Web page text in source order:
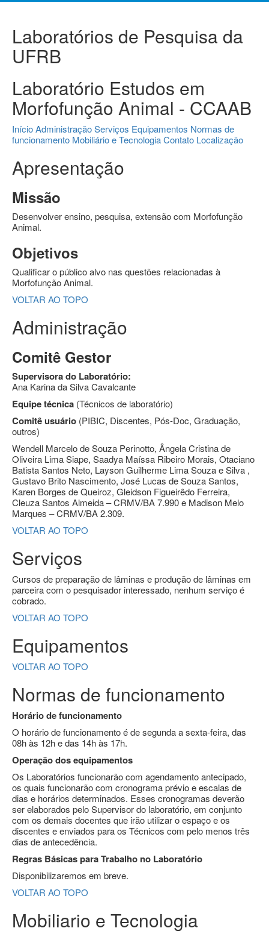
Laboratórios de Pesquisa da
UFRB
Laboratório Estudos em
Morfofunção Animal - CCAAB
InícioAdministraçãoServiços Equipamentos Normas de
funcionamento Mobiliário e TecnologiaContato Localização
Apresentação
Missão
Desenvolver ensino, pesquisa, extensão com Morfofunção
Animal.
Objetivos
Qualificar o público alvo nas questões relacionadas à
Morfofunção Animal.
VOLTAR AO TOPO
Administração
Comitê Gestor
Supervisora do Laboratório:
Ana Karina da Silva Cavalcante
Equipe técnica (Técnicos de laboratório)
Comitê usuário (PIBIC, Discentes, Pós-Doc, Graduação,
outros)
Wendell Marcelo de Souza Perinotto, Ângela Cristina de
Oliveira Lima Siape, Saadya Maíssa Ribeiro Morais, Otaciano
Batista Santos Neto, Layson Guilherme Lima Souza e Silva ,
Gustavo Brito Nascimento, José Lucas de Souza Santos,
Karen Borges de Queiroz, Gleidson Figueirêdo Ferreira,
Cleuza Santos Almeida – CRMV/BA 7.990 e Madison Melo
Marques – CRMV/BA 2.309.
VOLTAR AO TOPO
Serviços
Cursos de preparação de lâminas e produção de lâminas em
parceira com o pesquisador interessado, nenhum serviço é
cobrado.
VOLTAR AO TOPO
Equipamentos
VOLTAR AO TOPO
Normas de funcionamento
Horário de funcionamento
O horário de funcionamento é de segunda a sexta-feira, das
08h às 12h e das 14h às 17h.
Operação dos equipamentos
Os Laboratórios funcionarão com agendamento antecipado,
os quais funcionarão com cronograma prévio e escalas de
dias e horários determinados. Esses cronogramas deverão
ser elaborados pelo Supervisor do laboratório, em conjunto
com os demais docentes que irão utilizar o espaço e os
discentes e enviados para os Técnicos com pelo menos três
dias de antecedência.
Regras Básicas para Trabalho no Laboratório
Disponibilizaremos em breve.
VOLTAR AO TOPO
Mobiliario e Tecnologia